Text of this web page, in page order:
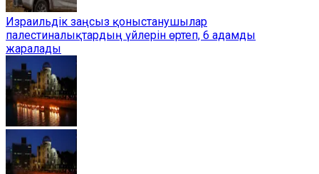
Израильдік заңсыз қоныстанушылар
палестиналықтардың үйлерін өртеп, 6 адамды
жаралады